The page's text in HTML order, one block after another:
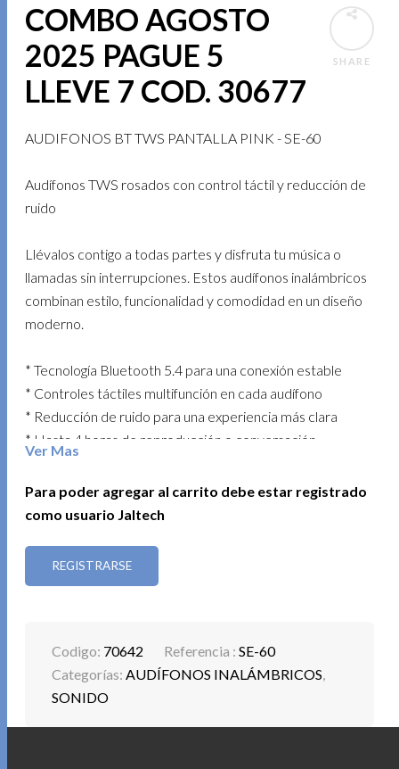
SHARE
COMBO AGOSTO
2025 PAGUE 5
LLEVE 7 COD. 30677
AUDIFONOS BT TWS PANTALLA PINK - SE-60
Audífonos TWS rosados con control táctil y reducción de
ruido
Llévalos contigo a todas partes y disfruta tu música o
llamadas sin interrupciones. Estos audífonos inalámbricos
combinan estilo, funcionalidad y comodidad en un diseño
moderno.
* Tecnología Bluetooth 5.4 para una conexión estable
* Controles táctiles multifunción en cada audífono
* Reducción de ruido para una experiencia más clara
* Hasta 4 horas de reproducción o conversación
* Distancia de conexión de hasta 10 metros
* Tiempo de carga rápida: 1.5 horas
Perfectos si buscas libertad de movimiento, buen sonido
y un toque de color en tu día a día.
Ver Mas
Para poder agregar al carrito debe estar registrado
como usuario Jaltech
REGISTRARSE
Codigo: 70642 Referencia :SE-60
Categorías:AUDÍFONOS INALÁMBRICOS,
SONIDO